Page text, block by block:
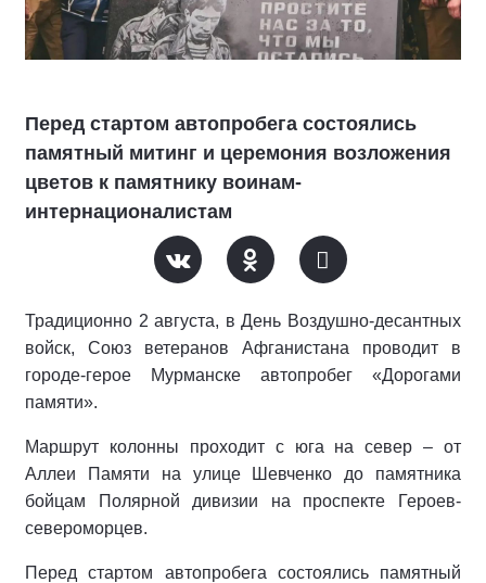
Перед стартом автопробега состоялись
памятный митинг и церемония возложения
цветов к памятнику воинам-
интернационалистам
Традиционно 2 августа, в День Воздушно-десантных
войск, Союз ветеранов Афганистана проводит в
городе-герое Мурманске автопробег «Дорогами
памяти».
Маршрут колонны проходит с юга на север – от
Аллеи Памяти на улице Шевченко до памятника
бойцам Полярной дивизии на проспекте Героев-
североморцев.
Перед стартом автопробега состоялись памятный